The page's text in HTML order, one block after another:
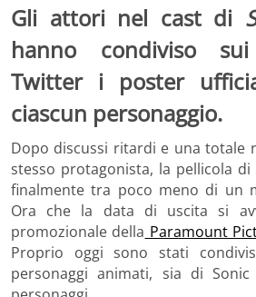
Gli attori nel cast di
hanno condiviso
Twitter i poster
ciascun personaggio.
Dopo discussi ritardi e una totale
stesso protagonista, la pellicola di
finalmente tra poco meno di un
Ora che la data di uscita si
promozionale della Paramount
Proprio oggi sono stati
personaggi animati, sia di